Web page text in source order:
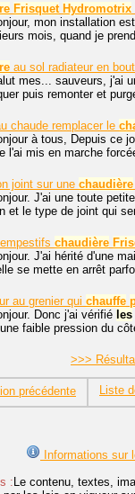
Frisquet Hydromotrix
mon installation
mois, quand je
au sol radiateur en
mes... sauveurs, j'ai
puis remonter et
chaude remplacer le
à tous, Depuis ce
l'ai mis en marche
joint sur une chaudière
J'ai une toute
et le type de joint qui
chaudière
J'ai hérité d'une
se mette en arrêt
au grenier qui chauffe
Donc j'ai vérifié les
faible pression du
>>>
précédente Liste
Informations sur
: Le contenu, textes,